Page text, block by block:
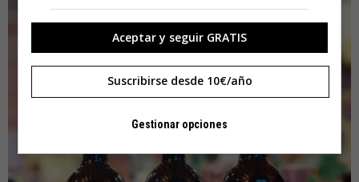
Aceptar y seguir GRATIS
Suscribirse desde 10€/año
Gestionar opciones